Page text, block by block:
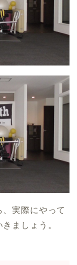
実際にやって
ましょう。